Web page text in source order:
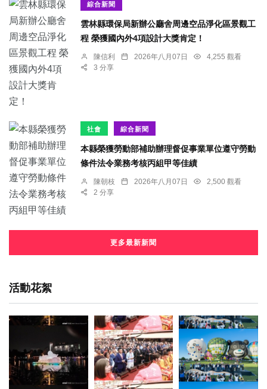
綜合新聞
雲林縣環保局新辦公廳舍周邊空品淨化區景觀工
程 榮獲國內外4項設計大獎肯定！
陳信利 2026年八月07日
4,255 觀看
3 分享
社會 綜合新聞
本縣榮獲勞動部補助辦理督促事業單位遵守勞動
條件法令業務考核丙組甲等佳績
陳朝枝 2026年八月07日
2,500 觀看
2 分享
更多最新新聞
活動花絮